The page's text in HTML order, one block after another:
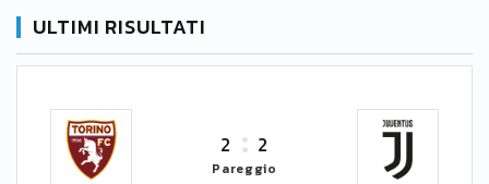
ULTIMI RISULTATI
2 2
Pareggio